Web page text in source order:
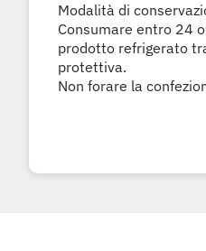
Modalità di
Consumare entro 24
prodotto refrigerato
protettiva.
Non forare la